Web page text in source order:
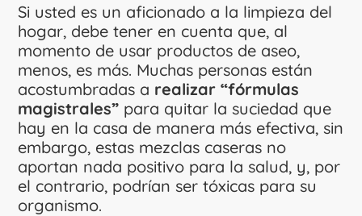
Si usted es un aficionado a la limpieza del
hogar, debe tener en cuenta que, al
momento de usar productos de aseo,
menos, es más. Muchas personas están
acostumbradas a realizar “fórmulas
magistrales” para quitar la suciedad que
hay en la casa de manera más efectiva, sin
embargo, estas mezclas caseras no
aportan nada positivo para la salud, y, por
el contrario, podrían ser tóxicas para su
organismo.